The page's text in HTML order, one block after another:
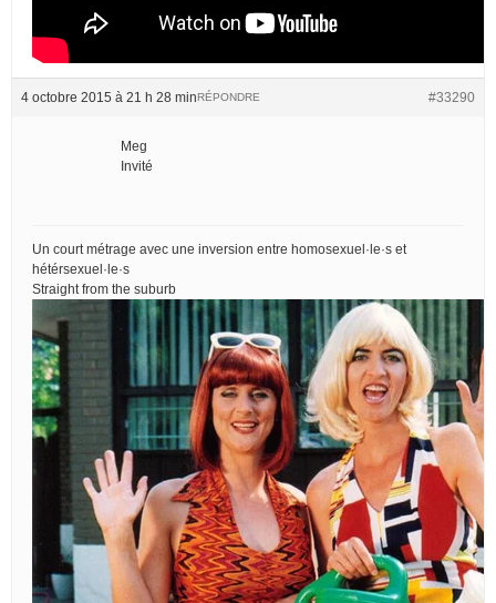
4 octobre 2015 à 21 h 28 min #33290
RÉPONDRE
Meg
Invité
Un court métrage avec une inversion entre homosexuel·le·s et
hétérsexuel·le·s
Straight from the suburb